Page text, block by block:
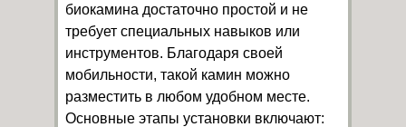
биокамина достаточно простой и не
требует специальных навыков или
инструментов. Благодаря своей
мобильности, такой камин можно
разместить в любом удобном месте.
Основные этапы установки включают: